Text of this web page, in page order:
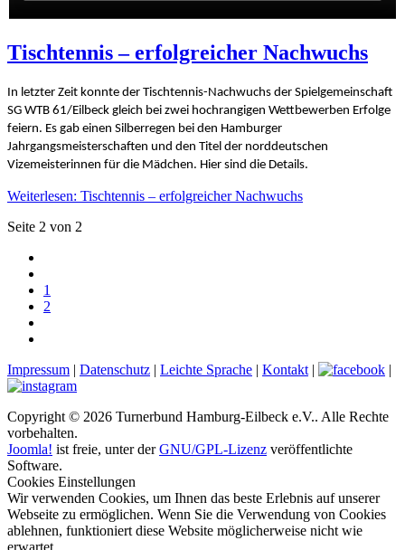
Tischtennis – erfolgreicher Nachwuchs
In letzter Zeit konnte der Tischtennis-Nachwuchs der Spielgemeinschaft
SG WTB 61/Eilbeck gleich bei zwei hochrangigen Wettbewerben Erfolge
feiern. Es gab einen Silberregen bei den Hamburger
Jahrgangsmeisterschaften und den Titel der norddeutschen
Vizemeisterinnen für die Mädchen. Hier sind die Details.
Weiterlesen: Tischtennis – erfolgreicher Nachwuchs
Seite 2 von 2
1
2
Impressum | Datenschutz | Leichte Sprache | Kontakt | |
Copyright © 2026 Turnerbund Hamburg-Eilbeck e.V.. Alle Rechte
vorbehalten.
Joomla! ist freie, unter derGNU/GPL-Lizenz veröffentlichte
Software.
Cookies Einstellungen
Wir verwenden Cookies, um Ihnen das beste Erlebnis auf unserer
Webseite zu ermöglichen. Wenn Sie die Verwendung von Cookies
ablehnen, funktioniert diese Website möglicherweise nicht wie